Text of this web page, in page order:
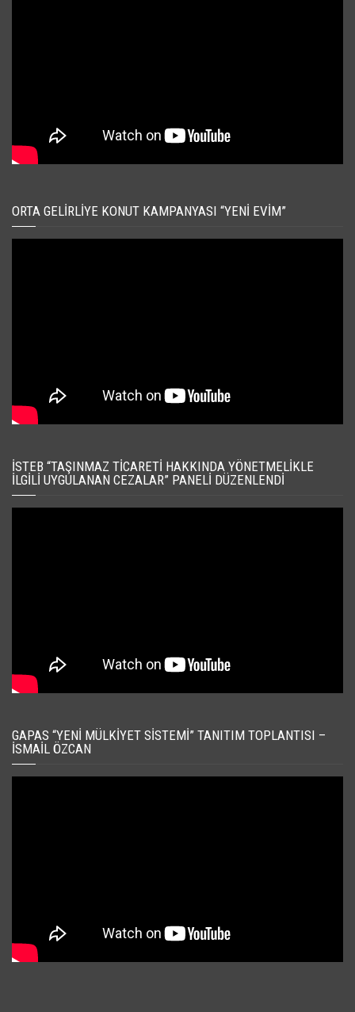
ORTA GELIRLIYE KONUT KAMPANYASI “YENI EVIM”
İSTEB “TAŞINMAZ TICARETI HAKKINDA YÖNETMELIKLE
İLGILI UYGULANAN CEZALAR” PANELI DÜZENLENDI
GAPAS “YENI MÜLKIYET SISTEMI” TANITIM TOPLANTISI –
İSMAIL ÖZCAN